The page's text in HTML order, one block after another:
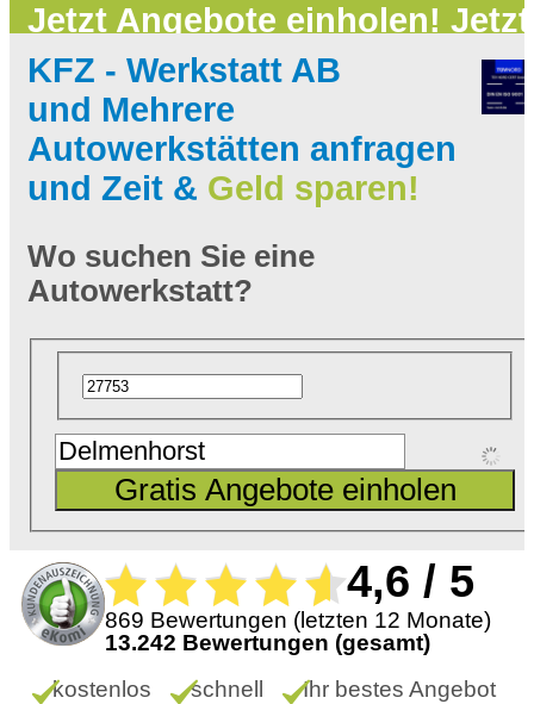
Jetzt Angebote einholen! Jetzt
kostenlos mehrere Anbieter
gleichzeitig anfragen!
KFZ - Werkstatt AB
und Mehrere
Autowerkstätten anfragen
und Zeit & Geld sparen!
Wo suchen Sie eine
Autowerkstatt?
Gratis Angebote einholen
4,6 / 5
869 Bewertungen (letzten 12 Monate)
13.242 Bewertungen (gesamt)
kostenlos
schnell Ihr bestes Angebot